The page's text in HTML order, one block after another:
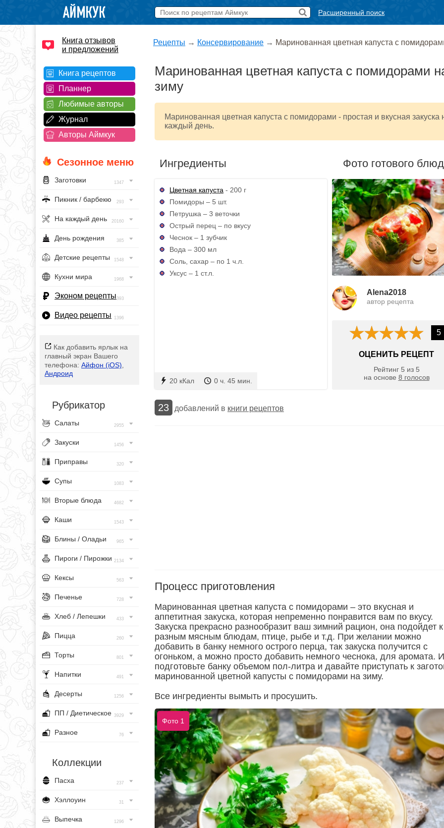
Расширенный поиск
Книга отзывов
и предложений
Книга рецептов
Планнер
Любимые авторы
Журнал
Авторы Аймкук
Сезонное меню
Заготовки 1347
Пикник / барбекю 293
На каждый день 20160
День рождения 385
Детские рецепты 1548
Кухни мира 1968
Эконом рецепты393
Видео рецепты 1396
Как добавить ярлык на
главный экран Вашего
телефона: Айфон (iOS)
Андроид
Рубрикатор
Салаты 2955
Закуски 1456
Приправы 320
Супы 1083
Вторые блюда 4682
Каши 1543
Блины / Оладьи 965
Пироги / Пирожки 2134
Кексы 563
Печенье 728
Хлеб / Лепешки 433
Пицца 260
Торты 801
Напитки 491
Десерты 1256
ПП / Диетическое 3929
Разное 76
Коллекции
Пасха 237
Хэллоуин 31
Выпечка 1296
Рецепты → Консервирование → Маринованная цветная капуста с
Маринованная цветная капуста с помидорами
зиму
Маринованная цветная капуста с помидорами - простая и вкусная закуска
каждый день.
Ингредиенты
Цветная капуста - 200 г
Помидоры – 5 шт.
Петрушка – 3 веточки
Острый перец – по вкусу
Чеснок – 1 зубчик
Вода – 300 мл
Соль, сахар – по 1 ч.л.
Уксус – 1 ст.л.
20 кКал 0 ч. 45 мин.
Фото готового
Alena2018
автор рецепта
5
ОЦЕНИТЬ РЕЦЕПТ
Рейтинг 5 из 5
на основе 8 голосов
23 добавлений в книги рецептов
Процесс приготовления
Маринованная цветная капуста с помидорами – это вкусная и
аппетитная закуска, которая непременно понравится вам по вкусу.
Закуска прекрасно разнообразит ваш зимний рацион, она подойдет к
разным мясным блюдам, птице, рыбе и т.д. При желании можно
добавить в банку немного острого перца, так закуска получится с
огоньком, а можно просто добавить немного чеснока, для аромата.
подготовьте банку объемом пол-литра и давайте приступать к
маринованной цветной капусты с помидорами на зиму.
Все ингредиенты вымыть и просушить.
Фото 1